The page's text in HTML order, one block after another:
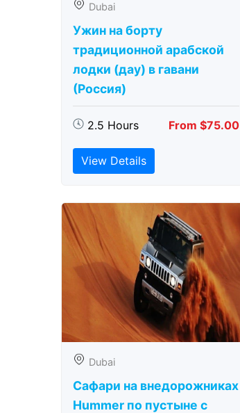
Dubai
Ужин на борту
традиционной арабской
лодки (дау) в гавани
(Россия)
2.5 Hours From $75.00
View Details
Dubai
Сафари на внедорожниках
Hummer по пустыне с